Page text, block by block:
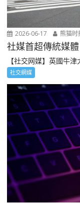
2026-06-17 熊猫时
社媒首超傳統媒
【社交网媒】英國牛
社交網媒